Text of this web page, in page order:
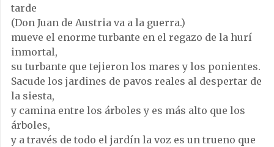
tarde
(Don Juan de Austria va a la guerra.)
mueve el enorme turbante en el regazo de la hurí
inmortal,
su turbante que tejieron los mares y los ponientes.
Sacude los jardines de pavos reales al despertar de
la siesta,
y camina entre los árboles y es más alto que los
árboles,
y a través de todo el jardín la voz es un trueno que